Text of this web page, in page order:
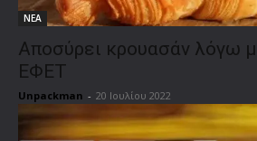
ΝΕΑ
Αποσύρει κρουασάν λόγω
ΕΦΕΤ
Unpackman - 20 Ιουλίου 2022